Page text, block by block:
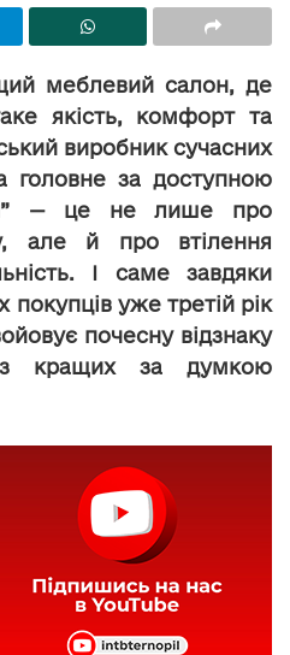
меблевий салон, де
якість, комфорт та
виробник сучасних
головне за доступною
— це не лише про
але й про втілення
І саме завдяки
покупців уже третій рік
почесну відзнаку
кращих за думкою